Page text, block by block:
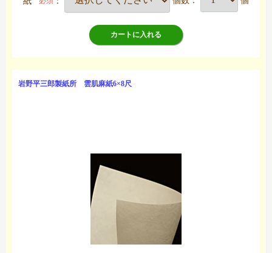
カートに入れる
岩野平三郎製紙所 雲肌麻紙6×8尺